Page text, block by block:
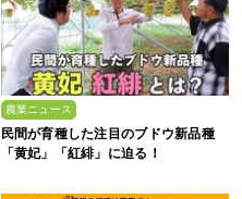
農業ニュース
民間が育種した注目のブドウ新品種
「黄妃」「紅緋」に迫る！